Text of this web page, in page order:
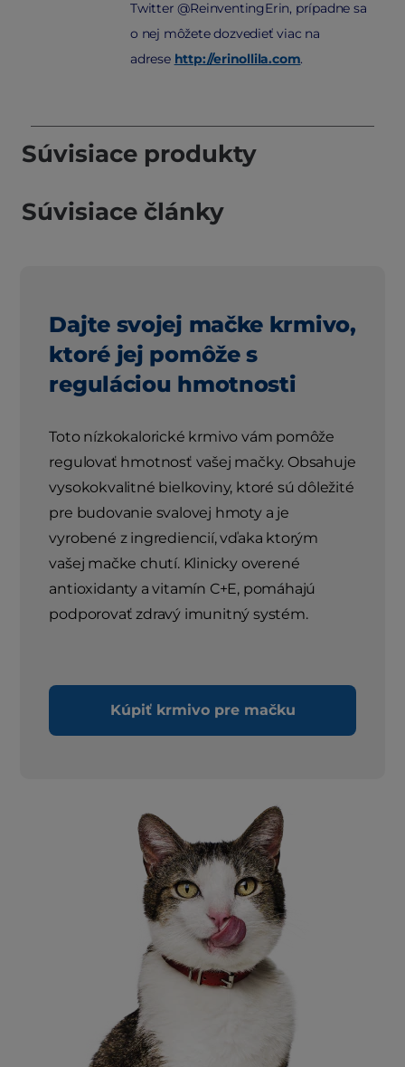
Twitter @ReinventingErin, prípadne sa
o nej môžete dozvedieť viac na
adrese http://erinollila.com.
Súvisiace produkty
Súvisiace články
Dajte svojej mačke krmivo,
ktoré jej pomôže s
reguláciou hmotnosti
Toto nízkokalorické krmivo vám pomôže
regulovať hmotnosť vašej mačky. Obsahuje
vysokokvalitné bielkoviny, ktoré sú dôležité
pre budovanie svalovej hmoty a je
vyrobené z ingrediencií, vďaka ktorým
vašej mačke chutí. Klinicky overené
antioxidanty a vitamín C+E, pomáhajú
podporovať zdravý imunitný systém.
Kúpiť krmivo pre mačku